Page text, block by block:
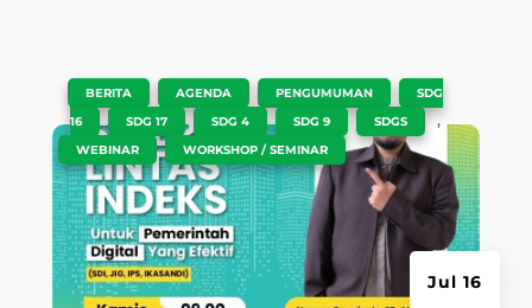
Jul 16
BERITA AGENDA PENGUMUMAN
SDG
16
SDG 17 SDG 4 SDG 9 SDGS ,
WEBINAR WORKSHOP / SEMINAR